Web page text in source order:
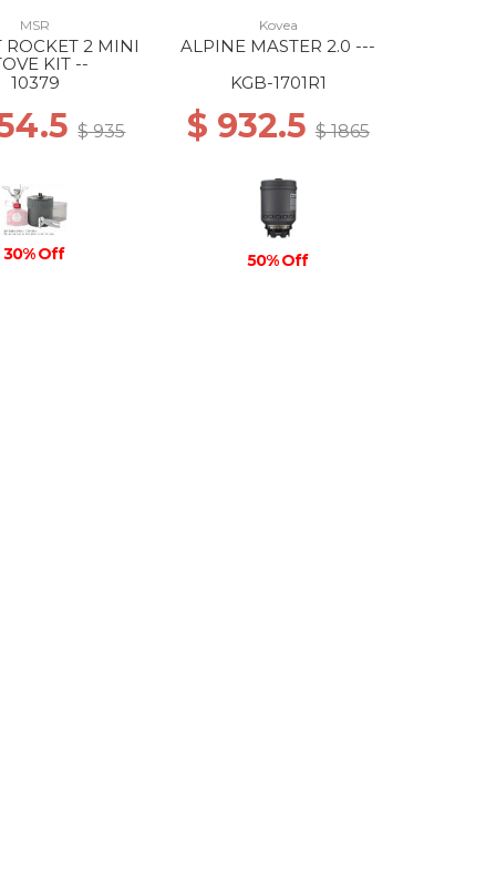
MSR
ROCKET 2 MINI
KIT --
10379
$ 935
30% Off
Kovea
ALPINE MASTER 2.0 ---
KGB-1701R1
$ 932.5 $ 1865
50% Off